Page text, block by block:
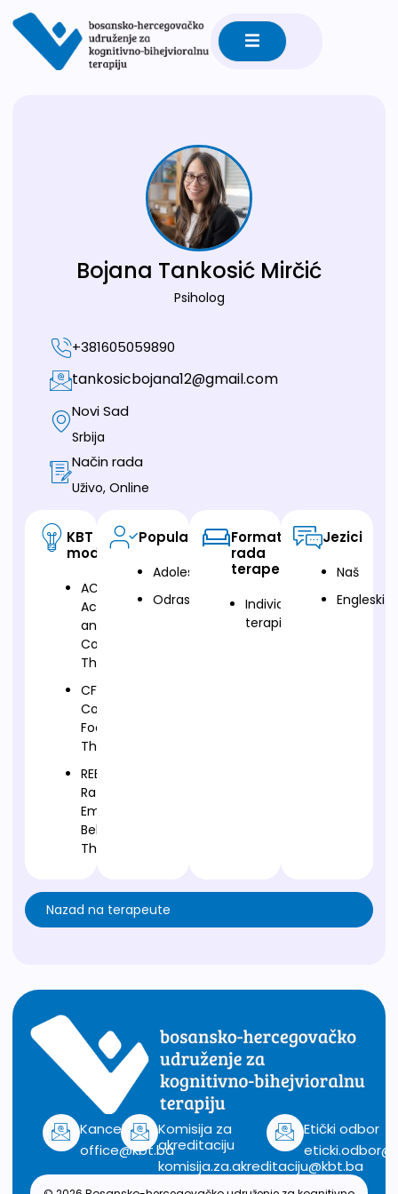
Bojana Tankosić Mirčić
Psiholog
+381605059890
tankosicbojana12@gmail.com
Novi Sad
Srbija
Način rada
Uživo, Online
KBT
modalitet
ACT-
Acceptance
and
Commitment
Therapy
CFT-
Compassion
Focused
Therapy
REBT-
Rational
Emotive
Behavior
Therapy
Populacija
Adolescenti
Odrasli
Format
rada
terapeuta
Individualna
terapija
Jezici
Naš
Engleski
Nazad na terapeute
Kancelarija
office@kbt.ba
Komisija za
akreditaciju
komisija.za.akreditaciju@kbt.ba
Etički odbor